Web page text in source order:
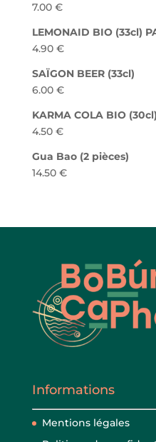
7.00 €
LEMONAID BIO (33cl)
4.90 €
SAÏGON BEER (33cl)
6.00 €
KARMA COLA BIO (30cl)
4.50 €
Gua Bao (2 pièces)
14.50 €
Informations
Mentions légales